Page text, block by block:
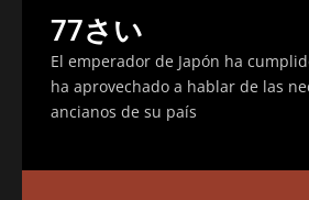
77さい
El emperador de Japón ha
ha aprovechado a hablar de las
ancianos de su país